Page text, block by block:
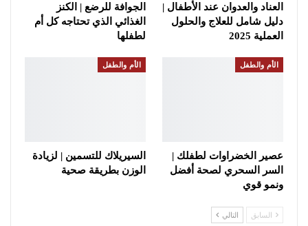
العناد والعدوان عند الأطفال |
دليل شامل للعلاج والحلول
العملية 2025
الجوافة للرضع | الكنز
الغذائي الذي تحتاجه كل أم
لطفلها
الأم والطفل
عصير الخضراوات لطفلك |
السر السحري لصحة أفضل
ونمو قوي
الأم والطفل
السيريلاك للتسمين | لزيادة
الوزن بطريقة صحية
السابق التالي